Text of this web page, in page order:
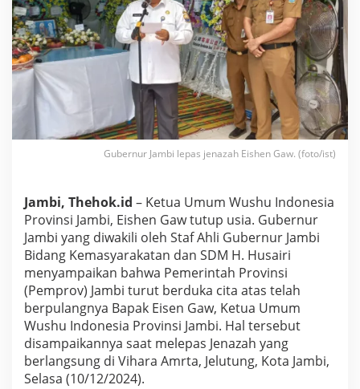
J
e
n
a
e
t
u
m
u
m
W
u
s
h
u
Gubernur Jambi lepas jenazah Eishen Gaw. (foto/ist)
Jambi, Thehok.id – Ketua Umum Wushu Indonesia
Provinsi Jambi, Eishen Gaw tutup usia. Gubernur
Jambi yang diwakili oleh Staf Ahli Gubernur Jambi
Bidang Kemasyarakatan dan SDM H. Husairi
menyampaikan bahwa Pemerintah Provinsi
(Pemprov) Jambi turut berduka cita atas telah
berpulangnya Bapak Eisen Gaw, Ketua Umum
Wushu Indonesia Provinsi Jambi. Hal tersebut
disampaikannya saat melepas Jenazah yang
berlangsung di Vihara Amrta, Jelutung, Kota Jambi,
Selasa (10/12/2024).